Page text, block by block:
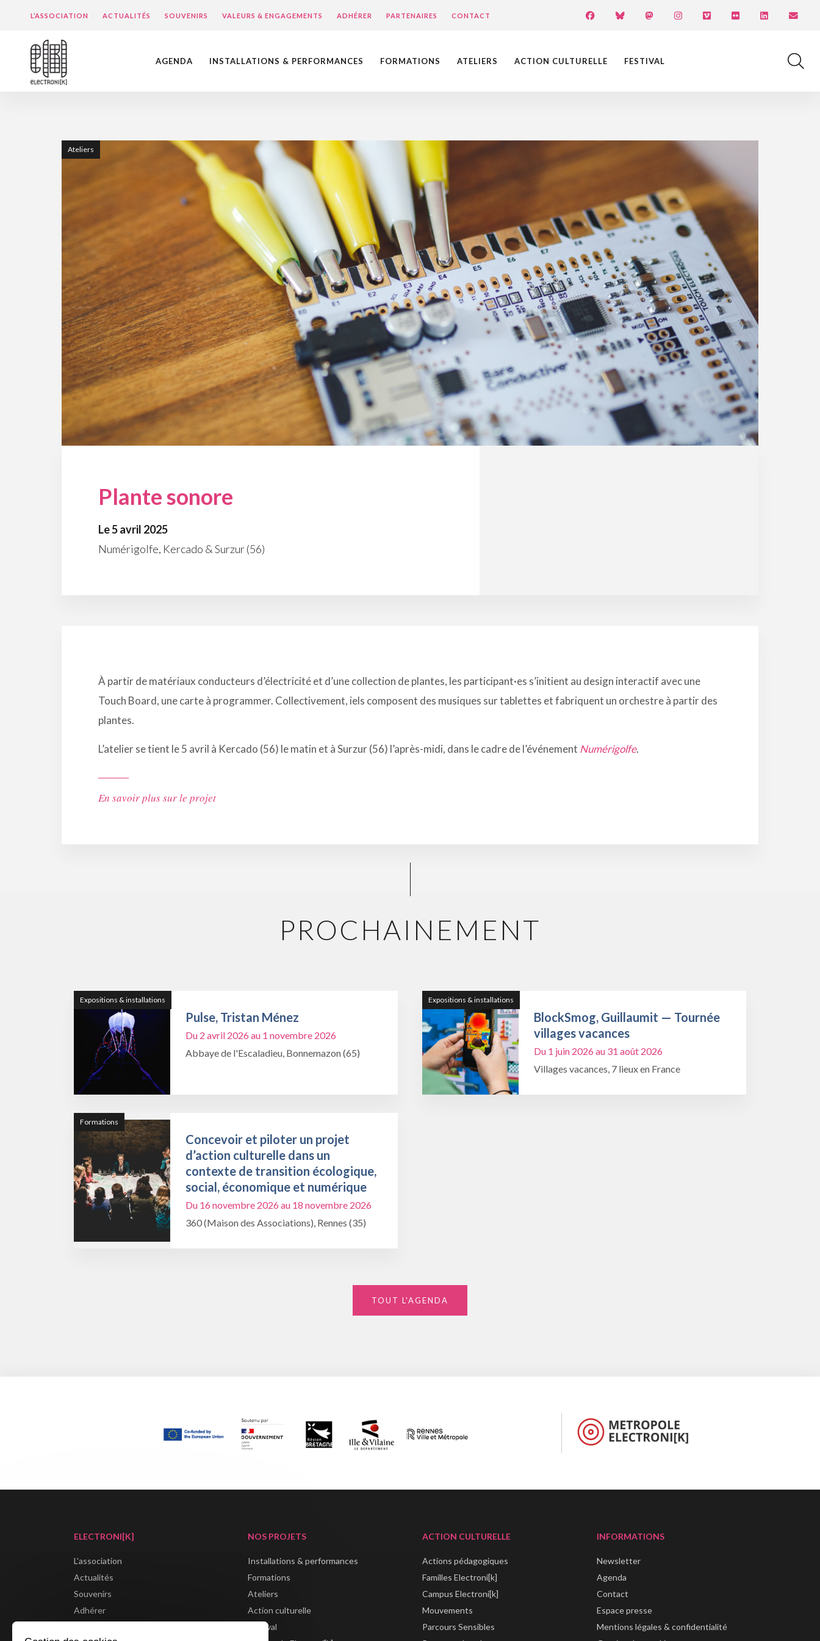
L’ASSOCIATION ACTUALITÉS SOUVENIRS VALEURS & ENGAGEMENTS ADHÉRER PARTENAIRES CONTACT
AGENDA INSTALLATIONS & PERFORMANCES FORMATIONS ATELIERS ACTION CULTURELLE FESTIVAL
Ateliers
Plante sonore
Le 5 avril 2025
Numérigolfe, Kercado & Surzur (56)
À partir de matériaux conducteurs d’électricité et d’une collection de plantes, les participant·es s’initient au design interactif avec une
Touch Board, une carte à programmer. Collectivement, iels composent des musiques sur tablettes et fabriquent un orchestre à partir des
plantes.
L’atelier se tient le 5 avril à Kercado (56) le matin et à Surzur (56) l’après-midi, dans le cadre de l’événement Numérigolfe.
En savoir plus sur le projet
PROCHAINEMENT
Expositions & installations
Pulse, Tristan Ménez
Du 2 avril 2026 au 1 novembre 2026
Abbaye de l'Escaladieu, Bonnemazon (65)
Expositions & installations
BlockSmog, Guillaumit — Tournée
villages vacances
Du 1 juin 2026 au 31 août 2026
Villages vacances, 7 lieux en France
Formations
Concevoir et piloter un projet
d’action culturelle dans un
contexte de transition écologique,
social, économique et numérique
Du 16 novembre 2026 au 18 novembre 2026
360 (Maison des Associations), Rennes (35)
TOUT L'AGENDA
ELECTRONI[K]
L'association
Actualités
Souvenirs
Adhérer
NOS PROJETS
Installations & performances
Formations
Ateliers
Action culturelle
Festival
ACTION CULTURELLE
Actions pédagogiques
Familles Electroni[k]
Campus Electroni[k]
Mouvements
Parcours Sensibles
INFORMATIONS
Newsletter
Agenda
Contact
Espace presse
Mentions légales & confidentialité